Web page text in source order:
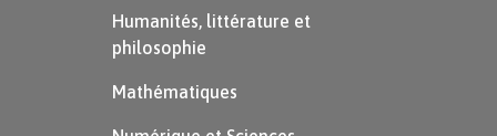
Humanités, littérature et
philosophie
Mathématiques